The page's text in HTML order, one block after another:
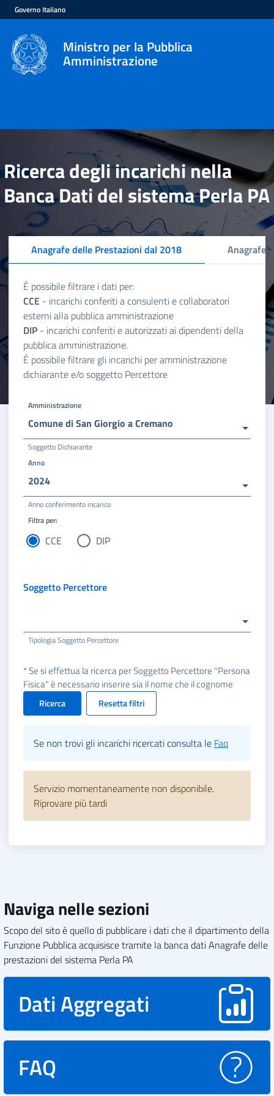
Governo Italiano
Ministro per la Pubblica
Amministrazione
Ricerca degli incarichi nella
Banca Dati del sistema Perla PA
Anagrafe delle Prestazioni dal 2018 Anagrafe
È possibile filtrare i dati per:
CCE - incarichi conferiti a consulenti e collaboratori
esterni alla pubblica amministrazione
DIP - incarichi conferiti e autorizzati ai dipendenti della
pubblica amministrazione.
È possibile filtrare gli incarichi per amministrazione
dichiarante e/o soggetto Percettore
Amministrazione
Comune di San Giorgio a Cremano
Soggetto Dichiarante
Anno
2024
Anno conferimento incarico
Filtra per:
CCE DIP
Soggetto Percettore
Tipologia Soggetto Percettore
* Se si effettua la ricerca per Soggetto Percettore "Persona
Fisica" è necessario inserire sia il nome che il cognome
Ricerca Resetta filtri
Se non trovi gli incarichi ricercati consulta le Faq
Servizio momentaneamente non disponibile.
Riprovare più tardi
Naviga nelle sezioni
Scopo del sito è quello di pubblicare i dati che il dipartimento della
Funzione Pubblica acquisisce tramite la banca dati Anagrafe delle
prestazioni del sistema Perla PA
Dati Aggregati
FAQ